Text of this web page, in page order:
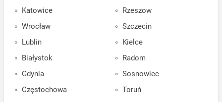
Katowice
Wrocław
Lublin
Białystok
Gdynia
Częstochowa
Rzeszow
Szczecin
Kielce
Radom
Sosnowiec
Toruń